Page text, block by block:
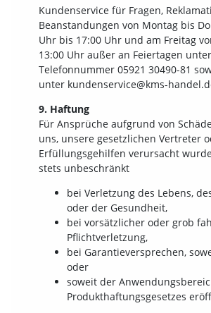
Kundenservice für Fragen,
Beanstandungen von Montag bis
Uhr bis 17:00 Uhr und am Freitag
13:00 Uhr außer an Feiertagen
Telefonnummer 05921 30490-81
unter kundenservice@kms-
9. Haftung
Für Ansprüche aufgrund von
uns, unsere gesetzlichen Vertreter
Erfüllungsgehilfen verursacht
stets unbeschränkt
bei Verletzung des Lebens,
oder der Gesundheit,
bei vorsätzlicher oder grob
Pflichtverletzung,
bei Garantieversprechen,
oder
soweit der
Produkthaftungsgesetzes